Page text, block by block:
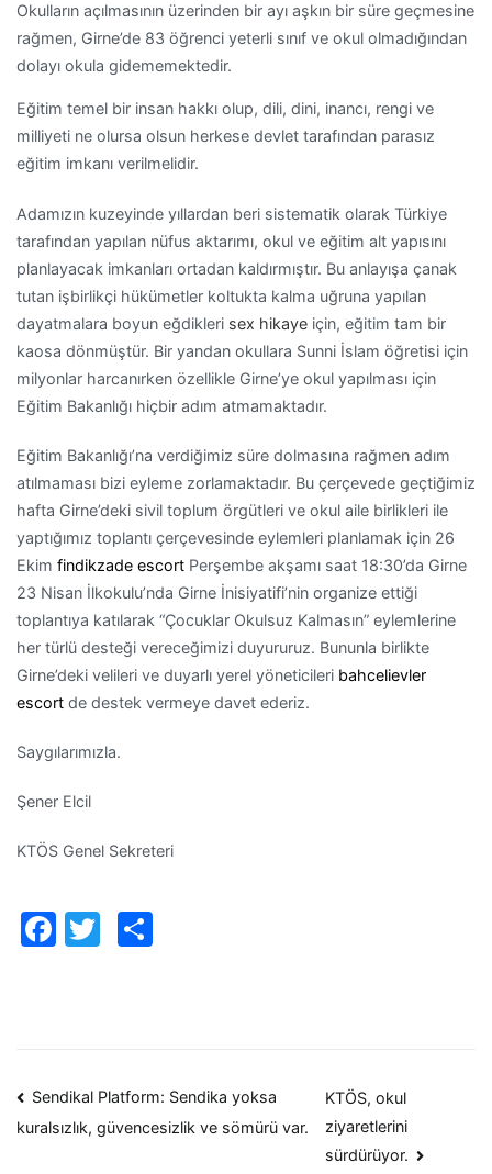
Okulların açılmasının üzerinden bir ayı aşkın bir süre geçmesine
rağmen, Girne’de 83 öğrenci yeterli sınıf ve okul olmadığından
dolayı okula gidememektedir.
Eğitim temel bir insan hakkı olup, dili, dini, inancı, rengi ve
milliyeti ne olursa olsun herkese devlet tarafından parasız
eğitim imkanı verilmelidir.
Adamızın kuzeyinde yıllardan beri sistematik olarak Türkiye
tarafından yapılan nüfus aktarımı, okul ve eğitim alt yapısını
planlayacak imkanları ortadan kaldırmıştır. Bu anlayışa çanak
tutan işbirlikçi hükümetler koltukta kalma uğruna yapılan
dayatmalara boyun eğdikleri sex hikaye için, eğitim tam bir
kaosa dönmüştür. Bir yandan okullara Sunni İslam öğretisi için
milyonlar harcanırken özellikle Girne’ye okul yapılması için
Eğitim Bakanlığı hiçbir adım atmamaktadır.
Eğitim Bakanlığı’na verdiğimiz süre dolmasına rağmen adım
atılmaması bizi eyleme zorlamaktadır. Bu çerçevede geçtiğimiz
hafta Girne’deki sivil toplum örgütleri ve okul aile birlikleri ile
yaptığımız toplantı çerçevesinde eylemleri planlamak için 26
Ekim findikzade escort Perşembe akşamı saat 18:30’da Girne
23 Nisan İlkokulu’nda Girne İnisiyatifi’nin organize ettiği
toplantıya katılarak “Çocuklar Okulsuz Kalmasın” eylemlerine
her türlü desteği vereceğimizi duyururuz. Bununla birlikte
Girne’deki velileri ve duyarlı yerel yöneticileri bahcelievler
escort de destek vermeye davet ederiz.
Saygılarımızla.
Şener Elcil
KTÖS Genel Sekreteri
Facebook
Twitter
Yazı
Sendikal Platform: Sendika yoksa
kuralsızlık, güvencesizlik ve sömürü var.
KTÖS, okul
ziyaretlerini
sürdürüyor.